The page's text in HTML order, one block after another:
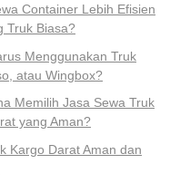
Container Lebih Efisien
Truk Biasa?
Menggunakan Truk
atau Wingbox?
Memilih Jasa Sewa Truk
yang Aman?
Kargo Darat Aman dan